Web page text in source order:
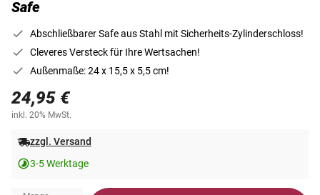
Safe
Abschließbarer Safe aus Stahl mit Sicherheits-Zylinderschloss!
Cleveres Versteck für Ihre Wertsachen!
Außenmaße: 24 x 15,5 x 5,5 cm!
24,95 €
inkl. 20% MwSt.
zzgl. Versand
3-5 Werktage